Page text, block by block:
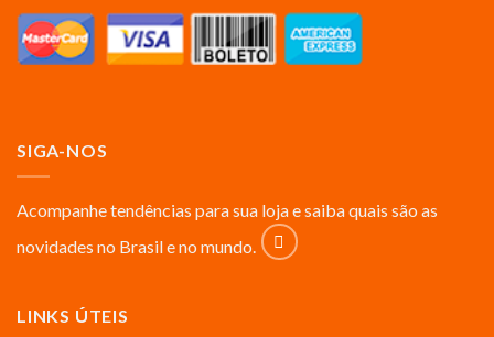
SIGA-NOS
Acompanhe tendências para sua loja e saiba quais são as
novidades no Brasil e no mundo.
LINKS ÚTEIS